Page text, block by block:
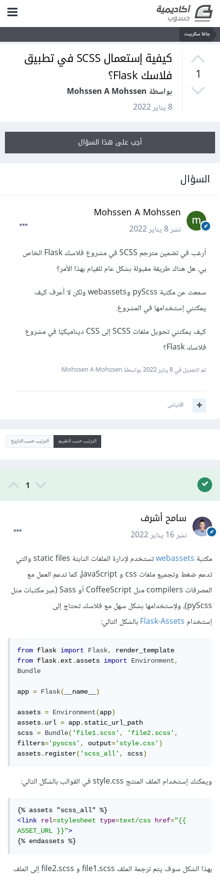
جافا سكريبت
1
كيفية إستعمال SCSS في تطبيق
فلاسك Flask؟
بواسطة Mohssen A Mohssen
8 يناير 2022
أجب على هذا السؤال
السؤال
Mohssen A Mohssen
نشر8 يناير 2022
أرغب في تضمين مترجم SCSS في مشروع فلاسك Flask الخاص
بي. هل هناك طريقة مقبولة بشكل عام للقيام بهذا الأمر؟
سمعت عن مكتبة pyScss وwebassets ولكن لا أعرف كيف
يمكنني إستخدامها في المشروع.
كيف يمكنني تحويل ملفات SCSS إلى CSS ديناميكيًا في مشروع
فلاسك Flask؟
تم التعديل في8 يناير 2022 بواسطة Mohssen A Mohssen
اقتباس
الترتيب حسب التقييم الترتيب حسب التاريخ
1
سامح أشرف
نشر16 يناير 2022
مكتبة webassets
تستخدم لإدارة الملفات الثابتة static files والتي
تدعم ضغط وتجميع ملفات css و JavaScript، كما تدعم العمل مع
المصرفات compilers مثل CoffeeScript أو Sass (عبر مكتبات مثل
pyScss)، ولإستخدامها بشكل سهل مع فلاسك تحتاج إلى
إستخدام Flask-Assetsبالشكل التالي:
from flask import Flask,
from flask.ext.assets import Environment,
Bundle
app = Flask( __name__)
assets = Environment(app)
assets.url = app.static_url_path
scss = Bundle('file1.scss', 'file2.scss',
filters='pyscss', output='style.css')
assets.register('scss_all', scss)
ويمكنك إستخدام الملف المنتج style.css في القوالب بالشكل التالي:
<link
rel=stylesheet type=text/css href="{{
ASSET_URL }}">
{% endassets %}
بهذا الشكل سوف يتم ترجمة الملف file1.scss و file2.scss إلى الملف